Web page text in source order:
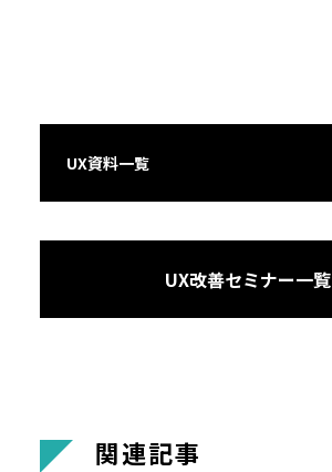
UX資料一覧
UX改善セミナー一覧
関連記事